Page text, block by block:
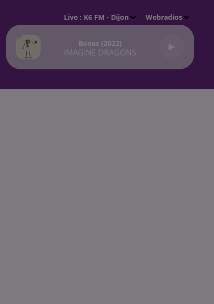
Live : K6 FM - Dijon Webradios
Bones (2022)
IMAGINE DRAGONS